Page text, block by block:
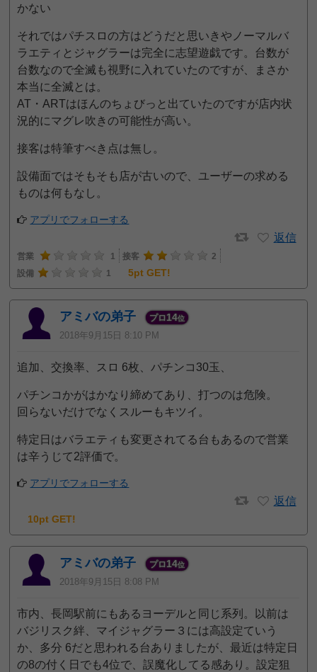
かない
それではパチスロの方はどうだと思いきやノーマルバ
ラエティとジャグラーは完全に志望遊戯です。台数が
台数なので全滅も視野に入れていたのですが、まさか
本当に全滅とは。
AT・ARTはほんのちょびっと出ていたのですが店内状
況的にマグレ吹きの可能性が高い。
接客は特筆すべき点は無し。
設備面ではそもそも店が古いので、ユーザーの求める
ものは何もなし。
アプリでフォローする
返信
営業 1 接客
2
設備
1 5pt GET!
アミバの弟子 プロ14位
2018年9月15日 8:10 PM
追加、交換率、スロ 6枚、パチンコ30玉、
パチンコかがはかなり締めてあり、打つのは危険。
回らないだけでなくスルーもキツイ。
特定日はバラエティも変更されてる台もあるので営業
は辛うじて2評価で。
アプリでフォローする
返信
10pt GET!
アミバの弟子 プロ14位
2018年9月15日 8:08 PM
市内、長岡駅前にもあるヨーデルと同じ系列。以前は
バジリスク絆、マイジャグラー３には高設定ていう
か、多分 6だと思われる台ありましたが、最近は特定日
の8の付く日でも4位で、誤魔化してる感あり。設定狙